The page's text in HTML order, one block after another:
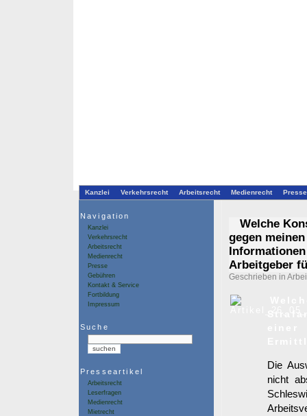
Kanzlei Verkehrsrecht Arbeitsrecht Medienrecht Presse
Navigation
Kanzlei
Verkehrsrecht
Arbeitsrecht
Medienrecht
Presse
Gebühren
Kontakt & Service
Fortbildung
Impressum
Suche
Presseartikel
Arbeitsrecht
Leserfragen
Medienrecht
Mietrecht
Welche
gegen
Arbeitgeber
Geschrieben in
Die
nicht